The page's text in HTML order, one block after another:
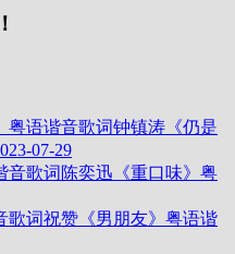
钟镇涛《仍是
07-29
陈奕迅《重口味》粤
祝赞《男朋友》粤语谐